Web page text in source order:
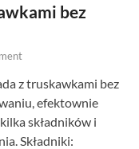
bez
z truskawkami bez
efektownie
składników i
Składniki: